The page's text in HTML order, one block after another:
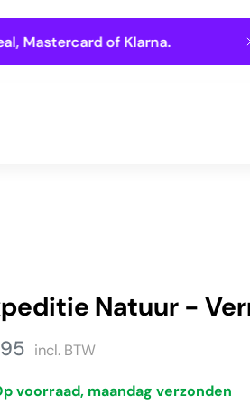
of Klarna.
Natuur -
incl. BTW
voorraad, maandag verzonden